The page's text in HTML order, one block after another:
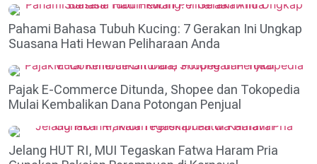
Pahami Bahasa Tubuh Kucing: 7 Gerakan Ini Ungkap
Suasana Hati Hewan Peliharaan Anda
Pajak E-Commerce Ditunda, Shopee dan Tokopedia
Mulai Kembalikan Dana Potongan Penjual
Jelang HUT RI, MUI Tegaskan Fatwa Haram Pria